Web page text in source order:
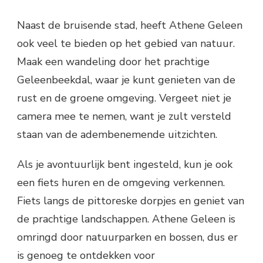
Naast de bruisende stad, heeft Athene Geleen
ook veel te bieden op het gebied van natuur.
Maak een wandeling door het prachtige
Geleenbeekdal, waar je kunt genieten van de
rust en de groene omgeving. Vergeet niet je
camera mee te nemen, want je zult versteld
staan van de adembenemende uitzichten.
Als je avontuurlijk bent ingesteld, kun je ook
een fiets huren en de omgeving verkennen.
Fiets langs de pittoreske dorpjes en geniet van
de prachtige landschappen. Athene Geleen is
omringd door natuurparken en bossen, dus er
is genoeg te ontdekken voor